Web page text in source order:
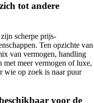
tot andere
scherpe prijs-
Ten opzichte van
van vermogen, handling
meer vermogen of luxe,
wie op zoek is naar puur
voor de